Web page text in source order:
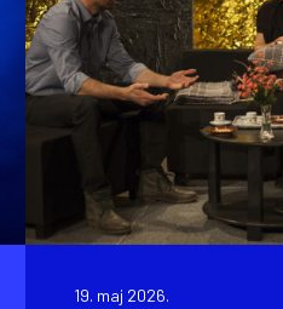
19. maj 2026.